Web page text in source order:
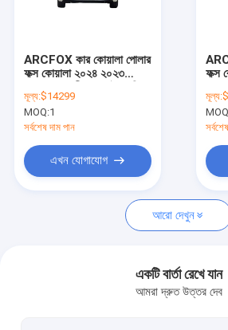
মান নিয়ন্ত্রণ
উদ্ধৃতির জন্য আবেদন
বিওয়াইডি ইলেকট্রিক গাড়ি
ARCFOX কার কোয়ালা পোলার
ফক্স কোয়ালা ২০২৪ ২০২৩
যানবাহন বিক্রয় মূল্য মা গাড়ি
মূল্য:$14299
MOQ:1
সর্বশেষ দাম পান
এখন যোগাযোগ
ফক্স
মূল্য:
আরো দেখুন
একটি বার্তা রেখে যান
আমরা দ্রুত উত্তর দেব